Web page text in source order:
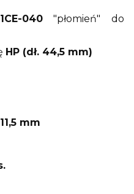
040"płomień" do
HP (dł. 44,5 mm)
11,5 mm